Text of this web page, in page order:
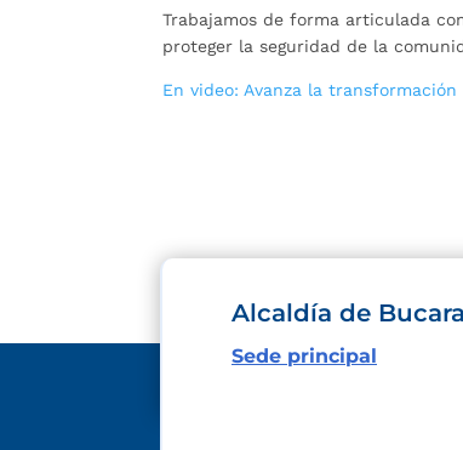
Trabajamos de forma articulada
proteger la seguridad de la
En video: Avanza la
Alcaldía de
Sede principal